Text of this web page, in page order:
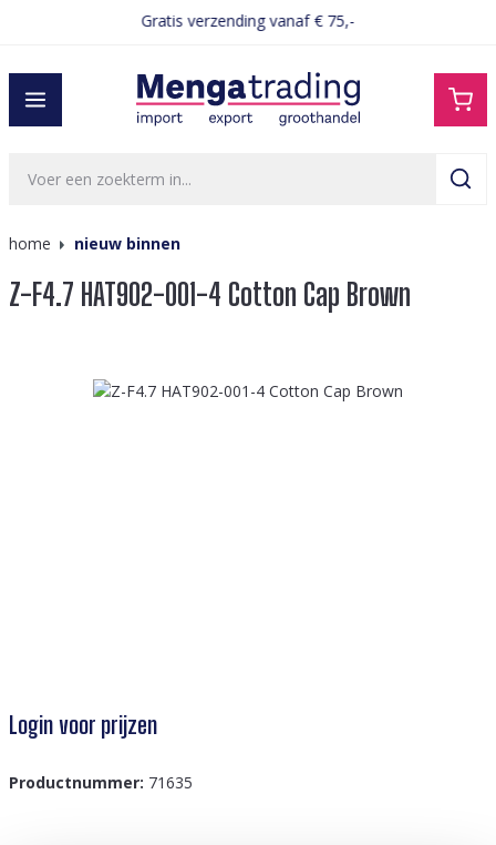
Gratis verzending vanaf € 75,-
home nieuw binnen
Z-F4.7 HAT902-001-4 Cotton Cap Brown
Afbeeldingengalerij overslaan
Login voor prijzen
Productnummer: 71635